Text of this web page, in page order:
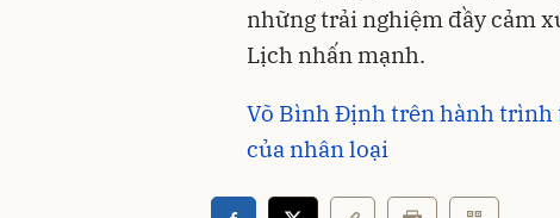
những trải nghiệm đầy cảm
Lịch nhấn mạnh.
Võ Bình Định trên hành trình
của nhân loại